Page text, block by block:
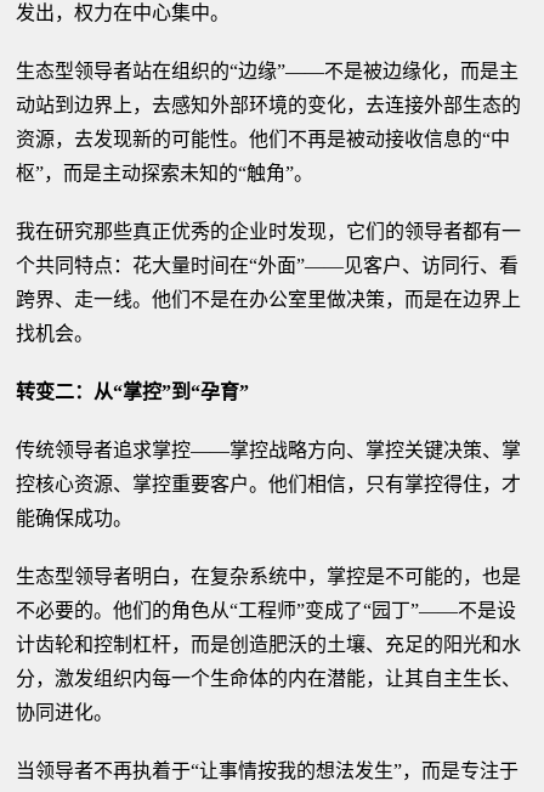
发出，权力在中心集中。
生态型领导者站在组织的“边缘”——不是被边缘化，而是主
动站到边界上，去感知外部环境的变化，去连接外部生态的
资源，去发现新的可能性。他们不再是被动接收信息的“中
枢”，而是主动探索未知的“触角”。
我在研究那些真正优秀的企业时发现，它们的领导者都有一
个共同特点：花大量时间在“外面”——见客户、访同行、看
跨界、走一线。他们不是在办公室里做决策，而是在边界上
找机会。
转变二：从“掌控”到“孕育”
传统领导者追求掌控——掌控战略方向、掌控关键决策、掌
控核心资源、掌控重要客户。他们相信，只有掌控得住，才
能确保成功。
生态型领导者明白，在复杂系统中，掌控是不可能的，也是
不必要的。他们的角色从“工程师”变成了“园丁”——不是设
计齿轮和控制杠杆，而是创造肥沃的土壤、充足的阳光和水
分，激发组织内每一个生命体的内在潜能，让其自主生长、
协同进化。
当领导者不再执着于“让事情按我的想法发生”，而是专注于